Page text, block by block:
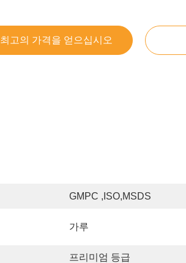
최고의 가격을 얻으십시오
GMPC ,ISO,MSDS
가루
프리미엄 등급